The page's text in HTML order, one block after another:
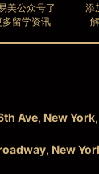
Ave, New
New
美公众号了
多留学资讯
添